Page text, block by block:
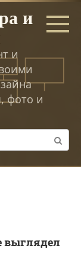
и
и
фото и
выглядел